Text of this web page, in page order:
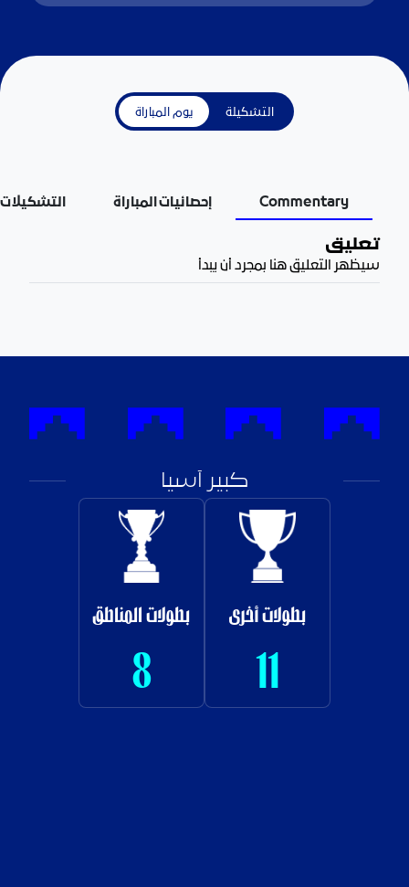
التشكيلة يوم المباراة
Commentary إحصائيات المباراة التشكيلات
تعليق
سيظهر التعليق هنا بمجرد أن يبدأ
كبير آسيا
بطولات أخرى
11
بطولات المناطق
8